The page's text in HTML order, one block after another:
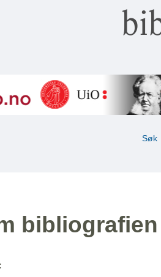
Søk
bibliografien